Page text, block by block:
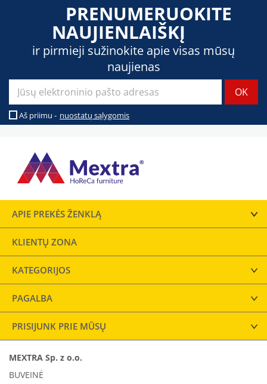
PRENUMERUOKITE
NAUJIENLAIŠKĮ
ir pirmieji sužinokite apie visas mūsų
naujienas
Aš priimu - nuostatų sąlygomis
APIE PREKĖS ŽENKLĄ
KLIENTŲ ZONA
KATEGORIJOS
PAGALBA
PRISIJUNK PRIE MŪSŲ
MEXTRA Sp. z o.o.
BUVEINĖ